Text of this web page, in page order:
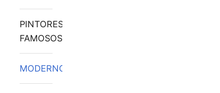
PINTORES
FAMOSOS
MODERNOS